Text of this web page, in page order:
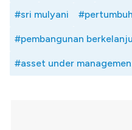
#sri mulyani
#pembangunan
#asset under